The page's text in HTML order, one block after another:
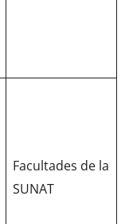
Facultades de la
SUNAT